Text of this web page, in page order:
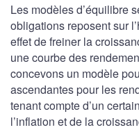
Les modèles d’équilibre
obligations reposent sur
effet de freiner la
une courbe des
concevons un modèle
ascendantes pour les
tenant compte d’un
l’inflation et de la